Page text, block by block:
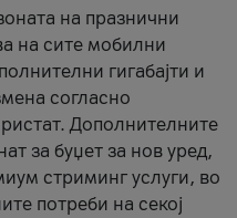
на празнични
на сите мобилни
гигабајти и
согласно
Дополнителните
за буџет за нов уред,
стриминг услуги, во
потреби на секој